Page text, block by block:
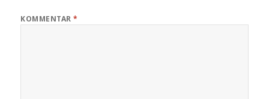
KOMMENTAR*